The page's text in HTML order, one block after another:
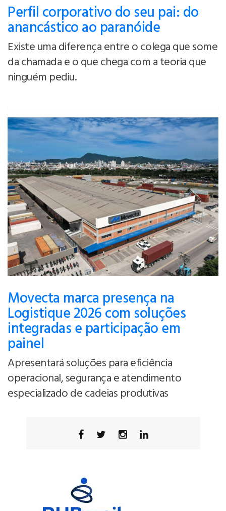
Perfil corporativo do seu pai: do
anancástico ao paranóide
Existe uma diferença entre o colega que some
da chamada e o que chega com a teoria que
ninguém pediu.
Movecta marca presença na
Logistique 2026 com soluções
integradas e participação em
painel
Apresentará soluções para eficiência
operacional, segurança e atendimento
especializado de cadeias produtivas